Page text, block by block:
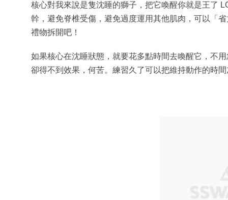
核心對我來說是隻沈睡的獅子，把它喚醒你就是王了
幹，避免脊椎受傷，避免過度運用其他肌肉，可以「
禮物拆開吧！
如果核心在沈睡狀態，就要花多點時間去喚醒它，不
卻得不到效果，何苦。練習久了可以把維持動作的時